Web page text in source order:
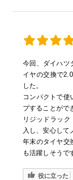
今回、ダイハツ
イヤの交換で
した。
コンパクトで使
プすることがで
リジッドラッ
入し、安心して
年末のタイヤ交
も活躍しそうで
役に立った